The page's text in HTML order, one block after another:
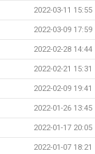
2022-03-11 15:55
2022-03-09 17:59
2022-02-28 14:44
2022-02-21 15:31
2022-02-09 19:41
2022-01-26 13:45
2022-01-17 20:05
2022-01-07 18:21